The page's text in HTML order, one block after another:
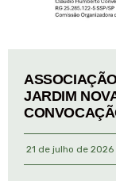
JARDIM
21 de julho de 2026